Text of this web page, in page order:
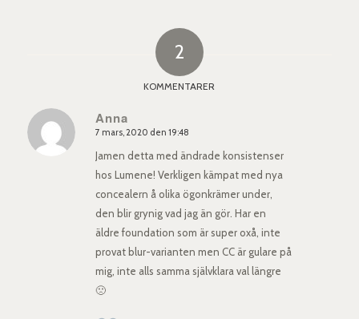
2
KOMMENTARER
Anna
says:
7 mars, 2020 den 19:48
Jamen detta med ändrade konsistenser
hos Lumene! Verkligen kämpat med nya
concealern å olika ögonkrämer under,
den blir grynig vad jag än gör. Har en
äldre foundation som är super oxå, inte
provat blur-varianten men CC är gulare på
mig, inte alls samma självklara val längre
🙁